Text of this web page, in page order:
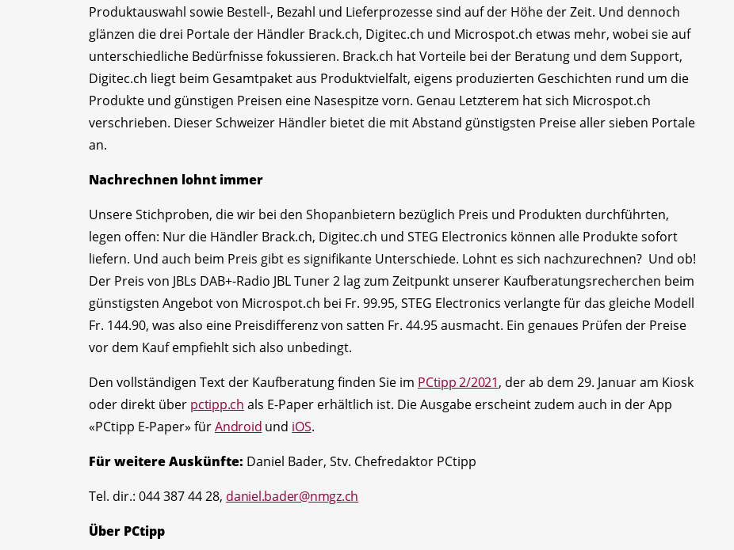
Produktauswahl sowie Bestell-, Bezahl und Lieferprozesse sind auf der Höhe der Zeit. Und dennoch
glänzen die drei Portale der Händler Brack.ch, Digitec.ch und Microspot.ch etwas mehr, wobei sie auf
unterschiedliche Bedürfnisse fokussieren. Brack.ch hat Vorteile bei der Beratung und dem Support,
Digitec.ch liegt beim Gesamtpaket aus Produktvielfalt, eigens produzierten Geschichten rund um die
Produkte und günstigen Preisen eine Nasespitze vorn. Genau Letzterem hat sich Microspot.ch
verschrieben. Dieser Schweizer Händler bietet die mit Abstand günstigsten Preise aller sieben Portale
an.
Nachrechnen lohnt immer
Unsere Stichproben, die wir bei den Shopanbietern bezüglich Preis und Produkten durchführten,
legen offen: Nur die Händler Brack.ch, Digitec.ch und STEG Electronics können alle Produkte sofort
liefern. Und auch beim Preis gibt es signifikante Unterschiede. Lohnt es sich nachzurechnen? Und ob!
Der Preis von JBLs DAB+-Radio JBL Tuner 2 lag zum Zeitpunkt unserer Kaufberatungsrecherchen beim
günstigsten Angebot von Microspot.ch bei Fr. 99.95, STEG Electronics verlangte für das gleiche Modell
Fr. 144.90, was also eine Preisdifferenz von satten Fr. 44.95 ausmacht. Ein genaues Prüfen der Preise
vor dem Kauf empfiehlt sich also unbedingt.
Den vollständigen Text der Kaufberatung finden Sie im PCtipp 2/2021, der ab dem 29. Januar am Kiosk
oder direkt über pctipp.ch als E-Paper erhältlich ist. Die Ausgabe erscheint zudem auch in der App
«PCtipp E-Paper» fürAndroid und iOS.
Für weitere Auskünfte: Daniel Bader, Stv. Chefredaktor PCtipp
Tel. dir.: 044 387 44 28, daniel.bader@nmgz.ch
Über PCtipp